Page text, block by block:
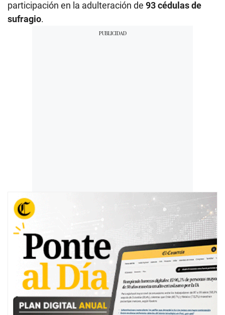
participación en la adulteración de 93 cédulas de
sufragio.